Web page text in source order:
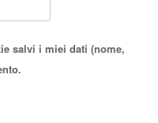
salvi i miei dati (nome,